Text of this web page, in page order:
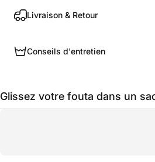
Livraison & Retour
Conseils d'entretien
Glissez votre fouta dans un